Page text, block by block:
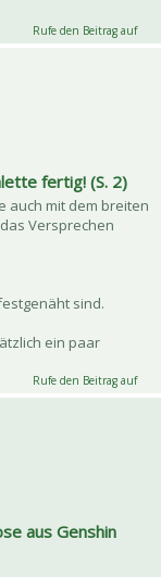
Rufe den Beitrag auf
fertig! (S. 2)
auch mit dem breiten
Versprechen
sind.
ein paar
Rufe den Beitrag auf
aus Genshin